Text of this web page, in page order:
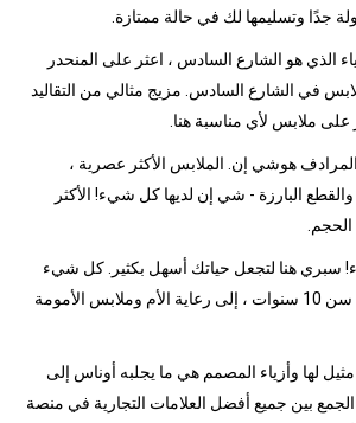
جدًا وتسليمها لك في حالة ممتازة.
الذي هو الشارع السادس ، اعثر على المنحدر
في الشارع السادس. مزيج مثالي من التقاليد
على ملابس لأي مناسبة هنا.
هوشي إن. الملابس الأكثر عصرية ،
البارزة - شي إن لديها كل شيء! الأكثر
سبري هنا لتجعل حياتك أسهل بكثير. كل شيء
من رعاية الأطفال حتى سن 10 سنوات ، إلى رعاية الأم وملابس الأمومة
مثيل لها وأزياء المصمم هي ما يجلبه أوناس إلى
الجمع بين جميع أفضل العلامات التجارية في منصة